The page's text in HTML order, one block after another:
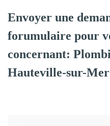
Envoyer une
forumulaire pour
concernant:
Hauteville-sur-Mer